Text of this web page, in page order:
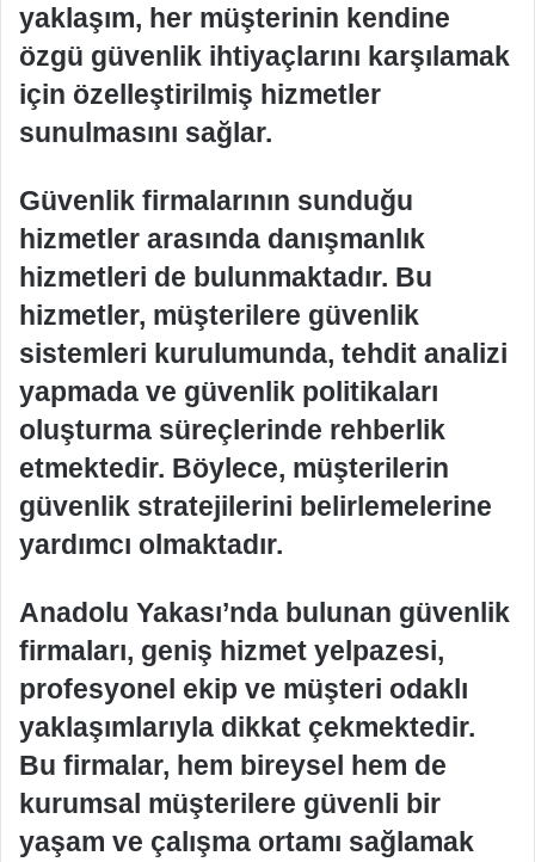
yaklaşım, her müşterinin kendine
özgü güvenlik ihtiyaçlarını karşılamak
için özelleştirilmiş hizmetler
sunulmasını sağlar.
Güvenlik firmalarının sunduğu
hizmetler arasında danışmanlık
hizmetleri de bulunmaktadır. Bu
hizmetler, müşterilere güvenlik
sistemleri kurulumunda, tehdit analizi
yapmada ve güvenlik politikaları
oluşturma süreçlerinde rehberlik
etmektedir. Böylece, müşterilerin
güvenlik stratejilerini belirlemelerine
yardımcı olmaktadır.
Anadolu Yakası’nda bulunan güvenlik
firmaları, geniş hizmet yelpazesi,
profesyonel ekip ve müşteri odaklı
yaklaşımlarıyla dikkat çekmektedir.
Bu firmalar, hem bireysel hem de
kurumsal müşterilere güvenli bir
yaşam ve çalışma ortamı sağlamak